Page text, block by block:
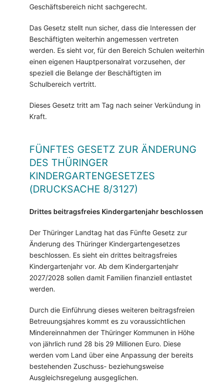
Geschäftsbereich nicht sachgerecht.
Das Gesetz stellt nun sicher, dass die Interessen der
Beschäftigten weiterhin angemessen vertreten
werden. Es sieht vor, für den Bereich Schulen weiterhin
einen eigenen Hauptpersonalrat vorzusehen, der
speziell die Belange der Beschäftigten im
Schulbereich vertritt.
Dieses Gesetz tritt am Tag nach seiner Verkündung in
Kraft.
FÜNFTES GESETZ ZUR ÄNDERUNG
DES THÜRINGER
KINDERGARTENGESETZES
(DRUCKSACHE 8/3127)
Drittes beitragsfreies Kindergartenjahr beschlossen
Der Thüringer Landtag hat das Fünfte Gesetz zur
Änderung des Thüringer Kindergartengesetzes
beschlossen. Es sieht ein drittes beitragsfreies
Kindergartenjahr vor. Ab dem Kindergartenjahr
2027/2028 sollen damit Familien finanziell entlastet
werden.
Durch die Einführung dieses weiteren beitragsfreien
Betreuungsjahres kommt es zu voraussichtlichen
Mindereinnahmen der Thüringer Kommunen in Höhe
von jährlich rund 28 bis 29 Millionen Euro. Diese
werden vom Land über eine Anpassung der bereits
bestehenden Zuschuss- beziehungsweise
Ausgleichsregelung ausgeglichen.